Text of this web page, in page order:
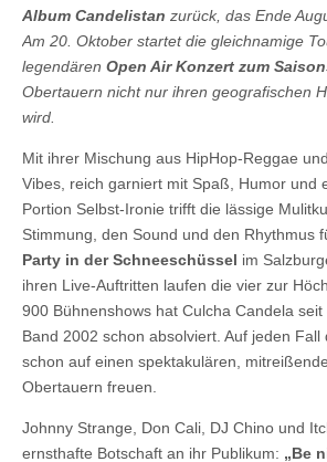
Album Candelistan zurück, das Ende
Am 20. Oktober startet die gleichnamige
legendären Open Air Konzert zum
Obertauern nicht nur ihren geografischen
wird.
Mit ihrer Mischung aus HipHop-Reggae
Vibes, reich garniert mit Spaß, Humor und
Portion Selbst-Ironie trifft die lässige
Stimmung, den Sound und den Rhythmus
Party in der Schneeschüssel im
ihren Live-Auftritten laufen die vier zur
900 Bühnenshows hat Culcha Candela
Band 2002 schon absolviert. Auf jeden
schon auf einen spektakulären,
Obertauern freuen.
Johnny Strange, Don Cali, DJ Chino und
ernsthafte Botschaft an ihr Publikum: „Be